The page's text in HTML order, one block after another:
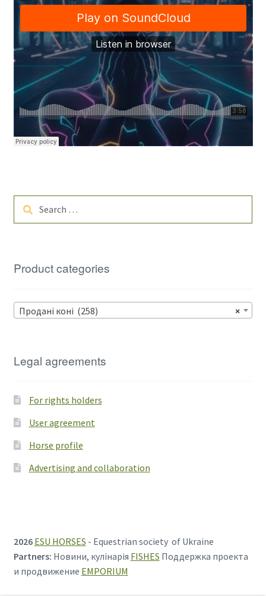
Search
Product categories
×
Продані коні (258)
Legal agreements
For rights holders
User agreement
Horse profile
Advertising and collaboration
2026 ESU HORSES - Equestrian society of Ukraine
Partners: Новини, кулінарія FISHES Поддержка проекта
и продвижение EMPORIUM